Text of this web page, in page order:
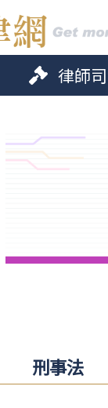
律師
刑事法